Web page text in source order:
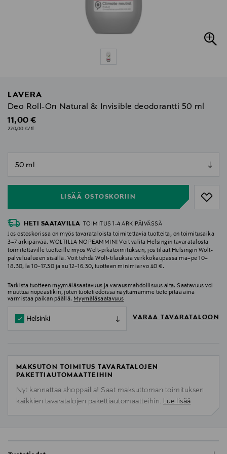
LAVERA
Deo Roll-On Natural & Invisible deodorantti 50 ml
Original Price
11,00 €
220,00 €/1l
LISÄÄ OSTOSKORIIN
null
HETI SAATAVILLA
TOIMITUS 1-4 ARKIPÄIVÄSSÄ
Jos ostoskorissa on myös tavarataloista toimitettavia tuotteita, on toimitusaika
3–7 arkipäivää. WOLTILLA NOPEAMMIN! Voit valita Helsingin tavaratalosta
toimitettaville tuotteille myös Wolt-pikatoimituksen, jos tilaat Helsingin Wolt-
palvelualueen sisällä. Voit tehdä Wolt-tilauksia verkkokaupassa ma–pe 10–
18.30, la 10–17.30 ja su 12–16.30, tuotteen minimiarvo 40 €.
Tarkista tuotteen myymäläsaatavuus ja varausmahdollisuus alta. Saatavuus voi
muuttua nopeastikin, joten tuotetiedoissa näyttämämme tieto pitää aina
varmistaa paikan päällä. Myymäläsaatavuus
Helsinki VARAA TAVARATALOON
MAKSUTON TOIMITUS TAVARATALOJEN
PAKETTIAUTOMAATTEIHIN
Nyt kannattaa shoppailla! Saat maksuttoman toimituksen
kaikkien tavaratalojen pakettiautomaatteihin. Lue lisää